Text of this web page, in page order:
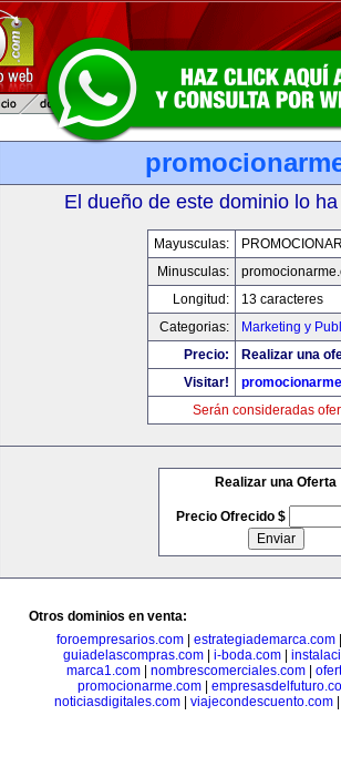
El dueño de este dominio lo
Mayusculas:
Minusculas:
Longitud:
13 caracteres
Categorias:
Marketing y
Precio:
Realizar una
Visitar!
Serán consideradas
Realizar una Oferta
Precio Ofrecido $
Otros dominios en venta:
foroempresarios.com| estrategiademarca.com
guiadelascompras.com
i-boda.com
marca1.com| nombrescomerciales.com|
promocionarme.com|
noticiasdigitales.com| viajecondescuento.com